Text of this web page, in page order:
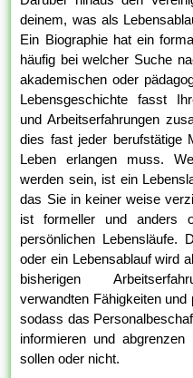
deinem, was als
Ein Biographie hat ein
häufig bei welcher Suche
akademischen oder
Lebensgeschichte fasst
und Arbeitserfahrungen
dies fast jeder berufstätige
Leben erlangen muss.
werden sein, ist ein
das Sie in keiner weise
ist formeller und anders
persönlichen Lebensläufe.
oder ein Lebensablauf wird
bisherigen
verwandten Fähigkeiten
sodass das
informieren und
sollen oder nicht.